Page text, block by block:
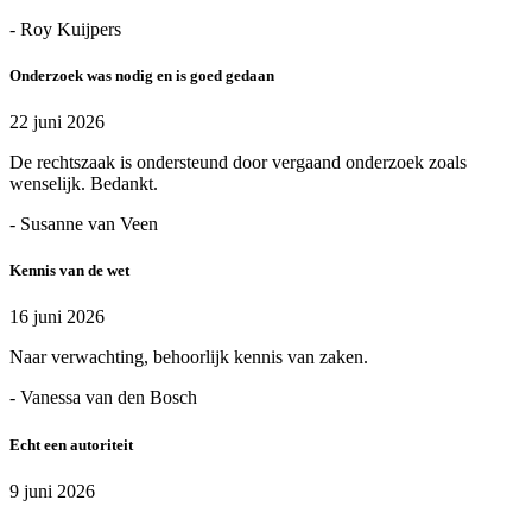
- Roy Kuijpers
Onderzoek was nodig en is goed gedaan
22 juni 2026
De rechtszaak is ondersteund door vergaand onderzoek zoals
wenselijk. Bedankt.
- Susanne van Veen
Kennis van de wet
16 juni 2026
Naar verwachting, behoorlijk kennis van zaken.
- Vanessa van den Bosch
Echt een autoriteit
9 juni 2026